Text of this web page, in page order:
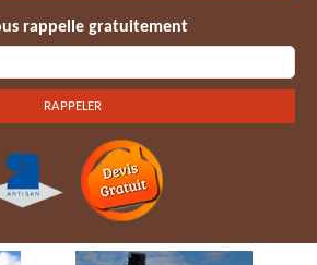
rappelle gratuitement